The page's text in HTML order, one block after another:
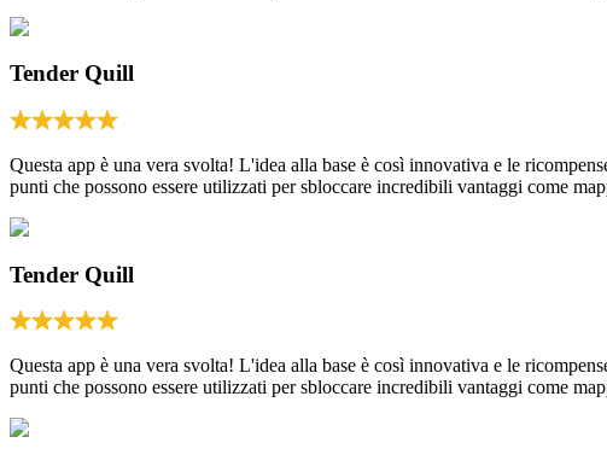
Tender Quill
Questa app è una vera svolta! L'idea alla base è così innovativa e le
punti che possono essere utilizzati per sbloccare incredibili vantaggi come
Tender Quill
Questa app è una vera svolta! L'idea alla base è così innovativa e le
punti che possono essere utilizzati per sbloccare incredibili vantaggi come